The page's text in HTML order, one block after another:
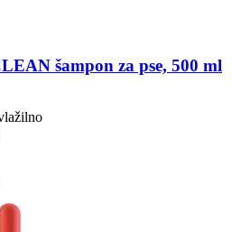
šampon za pse, 500 ml